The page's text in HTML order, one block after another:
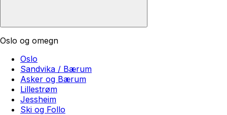
Oslo og omegn
Oslo
Sandvika / Bærum
Asker og Bærum
Lillestrøm
Jessheim
Ski og Follo